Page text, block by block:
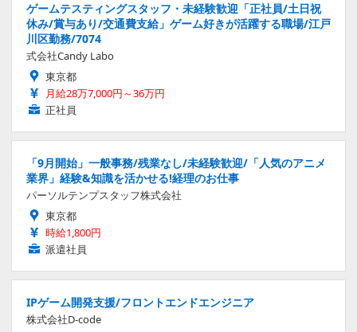
ゲームテスティングスタッフ・未経験歓迎「正社員/土日祝
休み/賞与あり/交通費支給」ゲーム好きが活躍する職場/江戸
川区勤務/7074
式会社Candy Labo
東京都
月給28万7,000円～36万円
正社員
「9月開始」一般事務/残業なし/未経験歓迎/「人気のアニメ
業界」経験&知識を活かせる!経理のお仕事
パーソルテンプスタッフ株式会社
東京都
時給1,800円
派遣社員
IPゲーム開発支援/フロントエンドエンジニア
株式会社D-code